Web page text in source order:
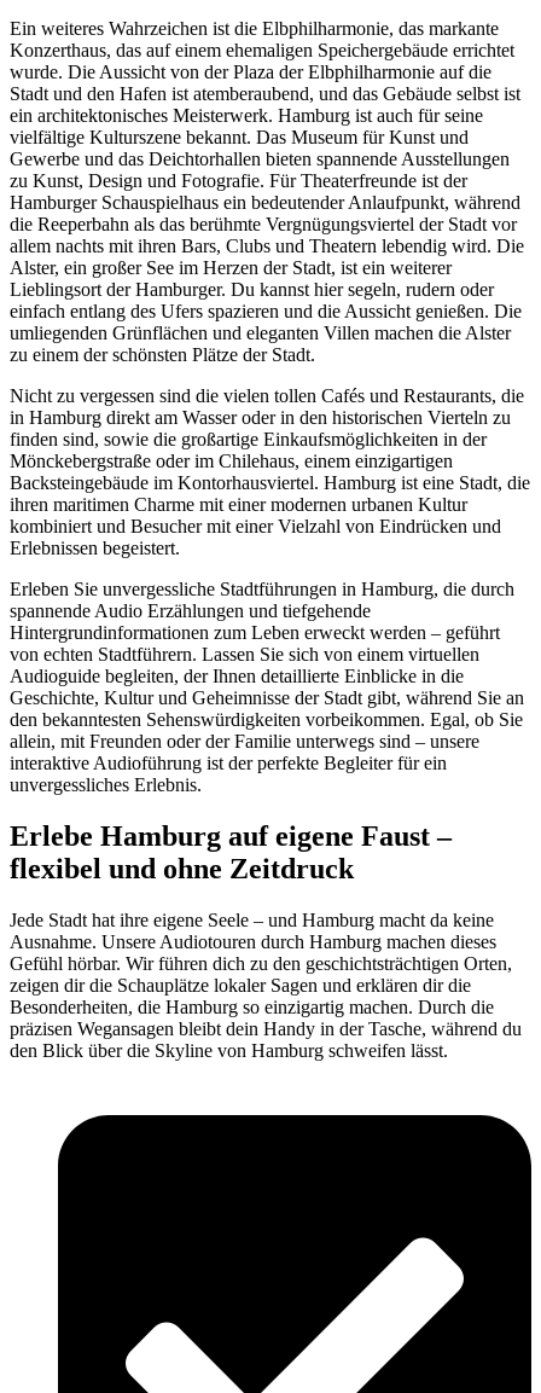
Ein weiteres Wahrzeichen ist die Elbphilharmonie, das markante
Konzerthaus, das auf einem ehemaligen Speichergebäude errichtet
wurde. Die Aussicht von der Plaza der Elbphilharmonie auf die
Stadt und den Hafen ist atemberaubend, und das Gebäude selbst ist
ein architektonisches Meisterwerk. Hamburg ist auch für seine
vielfältige Kulturszene bekannt. Das Museum für Kunst und
Gewerbe und das Deichtorhallen bieten spannende Ausstellungen
zu Kunst, Design und Fotografie. Für Theaterfreunde ist der
Hamburger Schauspielhaus ein bedeutender Anlaufpunkt, während
die Reeperbahn als das berühmte Vergnügungsviertel der Stadt vor
allem nachts mit ihren Bars, Clubs und Theatern lebendig wird. Die
Alster, ein großer See im Herzen der Stadt, ist ein weiterer
Lieblingsort der Hamburger. Du kannst hier segeln, rudern oder
einfach entlang des Ufers spazieren und die Aussicht genießen. Die
umliegenden Grünflächen und eleganten Villen machen die Alster
zu einem der schönsten Plätze der Stadt.
Nicht zu vergessen sind die vielen tollen Cafés und Restaurants, die
in Hamburg direkt am Wasser oder in den historischen Vierteln zu
finden sind, sowie die großartige Einkaufsmöglichkeiten in der
Mönckebergstraße oder im Chilehaus, einem einzigartigen
Backsteingebäude im Kontorhausviertel. Hamburg ist eine Stadt, die
ihren maritimen Charme mit einer modernen urbanen Kultur
kombiniert und Besucher mit einer Vielzahl von Eindrücken und
Erlebnissen begeistert.
Erleben Sie unvergessliche Stadtführungen in Hamburg, die durch
spannende Audio Erzählungen und tiefgehende
Hintergrundinformationen zum Leben erweckt werden – geführt
von echten Stadtführern. Lassen Sie sich von einem virtuellen
Audioguide begleiten, der Ihnen detaillierte Einblicke in die
Geschichte, Kultur und Geheimnisse der Stadt gibt, während Sie an
den bekanntesten Sehenswürdigkeiten vorbeikommen. Egal, ob Sie
allein, mit Freunden oder der Familie unterwegs sind – unsere
interaktive Audioführung ist der perfekte Begleiter für ein
unvergessliches Erlebnis.
Erlebe Hamburg auf eigene Faust –
flexibel und ohne Zeitdruck
Jede Stadt hat ihre eigene Seele – und Hamburg macht da keine
Ausnahme. Unsere Audiotouren durch Hamburg machen dieses
Gefühl hörbar. Wir führen dich zu den geschichtsträchtigen Orten,
zeigen dir die Schauplätze lokaler Sagen und erklären dir die
Besonderheiten, die Hamburg so einzigartig machen. Durch die
präzisen Wegansagen bleibt dein Handy in der Tasche, während du
den Blick über die Skyline von Hamburg schweifen lässt.